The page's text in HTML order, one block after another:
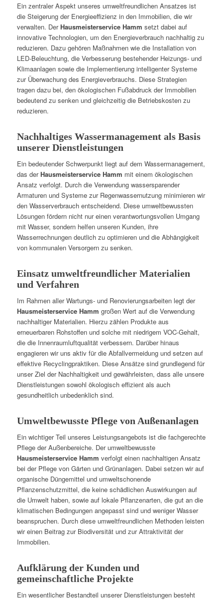
Ein zentraler Aspekt unseres umweltfreundlichen Ansatzes ist
die Steigerung der Energieeffizienz in den Immobilien, die wir
verwalten. Der Hausmeisterservice Hamm setzt dabei auf
innovative Technologien, um den Energieverbrauch nachhaltig zu
reduzieren. Dazu gehören Maßnahmen wie die Installation von
LED-Beleuchtung, die Verbesserung bestehender Heizungs- und
Klimaanlagen sowie die Implementierung intelligenter Systeme
zur Überwachung des Energieverbrauchs. Diese Strategien
tragen dazu bei, den ökologischen Fußabdruck der Immobilien
bedeutend zu senken und gleichzeitig die Betriebskosten zu
reduzieren.
Nachhaltiges Wassermanagement als Basis
unserer Dienstleistungen
Ein bedeutender Schwerpunkt liegt auf dem Wassermanagement,
das der Hausmeisterservice Hamm mit einem ökologischen
Ansatz verfolgt. Durch die Verwendung wassersparender
Armaturen und Systeme zur Regenwassernutzung minimieren wir
den Wasserverbrauch entscheidend. Diese umweltbewussten
Lösungen fördern nicht nur einen verantwortungsvollen Umgang
mit Wasser, sondern helfen unseren Kunden, ihre
Wasserrechnungen deutlich zu optimieren und die Abhängigkeit
von kommunalen Versorgern zu senken.
Einsatz umweltfreundlicher Materialien
und Verfahren
Im Rahmen aller Wartungs- und Renovierungsarbeiten legt der
Hausmeisterservice Hamm großen Wert auf die Verwendung
nachhaltiger Materialien. Hierzu zählen Produkte aus
erneuerbaren Rohstoffen und solche mit niedrigem VOC-Gehalt,
die die Innenraumluftqualität verbessern. Darüber hinaus
engagieren wir uns aktiv für die Abfallvermeidung und setzen auf
effektive Recyclingpraktiken. Diese Ansätze sind grundlegend für
unser Ziel der Nachhaltigkeit und gewährleisten, dass alle unsere
Dienstleistungen sowohl ökologisch effizient als auch
gesundheitlich unbedenklich sind.
Umweltbewusste Pflege von Außenanlagen
Ein wichtiger Teil unseres Leistungsangebots ist die fachgerechte
Pflege der Außenbereiche. Der umweltbewusste
Hausmeisterservice Hamm verfolgt einen nachhaltigen Ansatz
bei der Pflege von Gärten und Grünanlagen. Dabei setzen wir auf
organische Düngemittel und umweltschonende
Pflanzenschutzmittel, die keine schädlichen Auswirkungen auf
die Umwelt haben, sowie auf lokale Pflanzenarten, die gut an die
klimatischen Bedingungen angepasst sind und weniger Wasser
beanspruchen. Durch diese umweltfreundlichen Methoden leisten
wir einen Beitrag zur Biodiversität und zur Attraktivität der
Immobilien.
Aufklärung der Kunden und
gemeinschaftliche Projekte
Ein wesentlicher Bestandteil unserer Dienstleistungen besteht